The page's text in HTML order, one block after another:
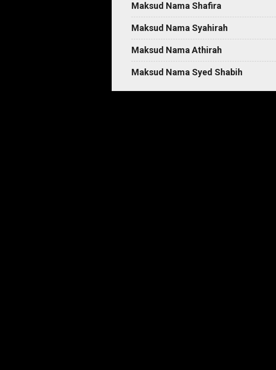
Maksud Nama Shafira
Maksud Nama Syahirah
Maksud Nama Athirah
Maksud Nama Syed Shabih